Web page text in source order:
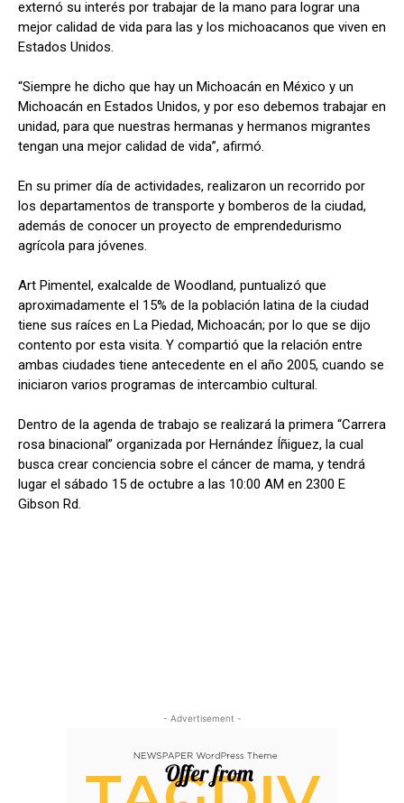
externó su interés por trabajar de la mano para lograr una
mejor calidad de vida para las y los michoacanos que viven en
Estados Unidos.
“Siempre he dicho que hay un Michoacán en México y un
Michoacán en Estados Unidos, y por eso debemos trabajar en
unidad, para que nuestras hermanas y hermanos migrantes
tengan una mejor calidad de vida”, afirmó.
En su primer día de actividades, realizaron un recorrido por
los departamentos de transporte y bomberos de la ciudad,
además de conocer un proyecto de emprendedurismo
agrícola para jóvenes.
Art Pimentel, exalcalde de Woodland, puntualizó que
aproximadamente el 15% de la población latina de la ciudad
tiene sus raíces en La Piedad, Michoacán; por lo que se dijo
contento por esta visita. Y compartió que la relación entre
ambas ciudades tiene antecedente en el año 2005, cuando se
iniciaron varios programas de intercambio cultural.
Dentro de la agenda de trabajo se realizará la primera “Carrera
rosa binacional” organizada por Hernández Íñiguez, la cual
busca crear conciencia sobre el cáncer de mama, y tendrá
lugar el sábado 15 de octubre a las 10:00 AM en 2300 E
Gibson Rd.
- Advertisement -